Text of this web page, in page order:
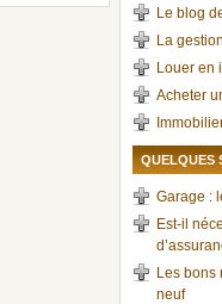
Le blog
La
Louer en
Acheter
QUELQUES
Garage :
Est-il
Les bons
neuf